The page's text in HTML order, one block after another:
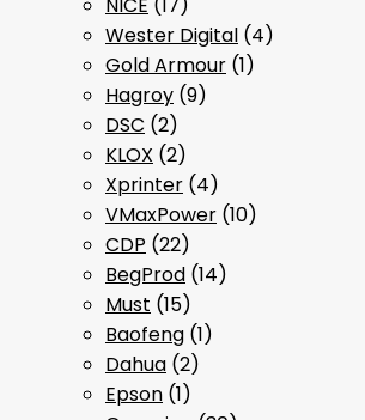
Wester Digital (4)
Gold Armour (1)
Hagroy (9)
DSC (2)
KLOX (2)
Xprinter (4)
VMaxPower (10)
CDP (22)
BegProd (14)
Must (15)
Baofeng (1)
Dahua (2)
Epson (1)